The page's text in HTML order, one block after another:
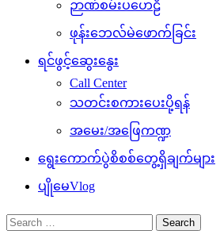
ဉာဏ်စမ်းပဟေဠိ
ဖုန်းဘေလ်မဲဖောက်ခြင်း
ရင်ဖွင့်ဆွေးနွေး
Call Center
သတင်းစကားပေးပို့ရန်
အမေး/အဖြေကဏ္ဍ
ရွေးကောက်ပွဲစိစစ်တွေ့ရှိချက်များ
ပျိုမေVlog
Search
for: